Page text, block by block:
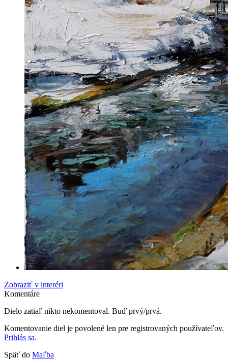
Zobraziť v interéri
Komentáre
Dielo zatiaľ nikto nekomentoval. Buď prvý/prvá.
Komentovanie diel je povolené len pre registrovaných používateľov.
Prihlás sa.
Späť do Maľba